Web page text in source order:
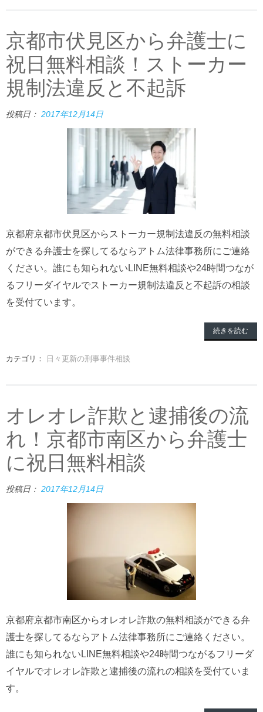
京都市伏見区から弁護士に
祝日無料相談！ストーカー
規制法違反と不起訴
投稿日： 2017年12月14日
京都府京都市伏見区からストーカー規制法違反の無料相談
ができる弁護士を探してるならアトム法律事務所にご連絡
ください。誰にも知られないLINE無料相談や24時間つなが
るフリーダイヤルでストーカー規制法違反と不起訴の相談
を受付ています。
続きを読む
カテゴリ： 日々更新の刑事事件相談
オレオレ詐欺と逮捕後の流
れ！京都市南区から弁護士
に祝日無料相談
投稿日： 2017年12月14日
京都府京都市南区からオレオレ詐欺の無料相談ができる弁
護士を探してるならアトム法律事務所にご連絡ください。
誰にも知られないLINE無料相談や24時間つながるフリーダ
イヤルでオレオレ詐欺と逮捕後の流れの相談を受付ていま
す。